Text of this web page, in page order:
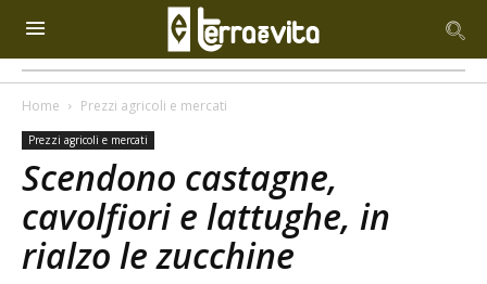
Home Prezzi agricoli e mercati
Prezzi agricoli e mercati
Scendono castagne,
cavolfiori e lattughe, in
rialzo le zucchine